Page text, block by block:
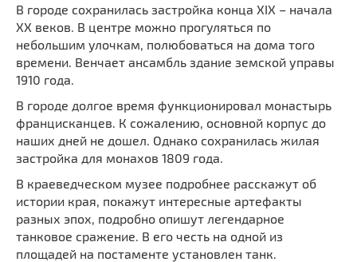
В городе сохранилась застройка конца XIX – начала
XX веков. В центре можно прогуляться по
небольшим улочкам, полюбоваться на дома того
времени. Венчает ансамбль здание земской управы
1910 года.
В городе долгое время функционировал монастырь
францисканцев. К сожалению, основной корпус до
наших дней не дошел. Однако сохранилась жилая
застройка для монахов 1809 года.
В краеведческом музее подробнее расскажут об
истории края, покажут интересные артефакты
разных эпох, подробно опишут легендарное
танковое сражение. В его честь на одной из
площадей на постаменте установлен танк.